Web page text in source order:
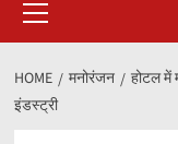
Menu
HOME मनोरंजन
होटल में
इंडस्ट्री